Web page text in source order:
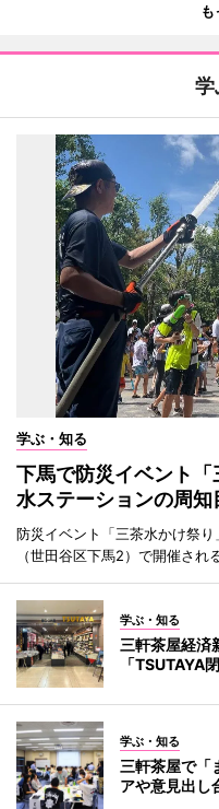
も
学
学ぶ・知る
下馬で防災イベント
水ステーションの周知
防災イベント「三茶水かけ祭り
（世田谷区下馬2）で開催される
学ぶ・知る
三軒茶屋経済
「TSUTAYA
学ぶ・知る
三軒茶屋で
アや意見出し